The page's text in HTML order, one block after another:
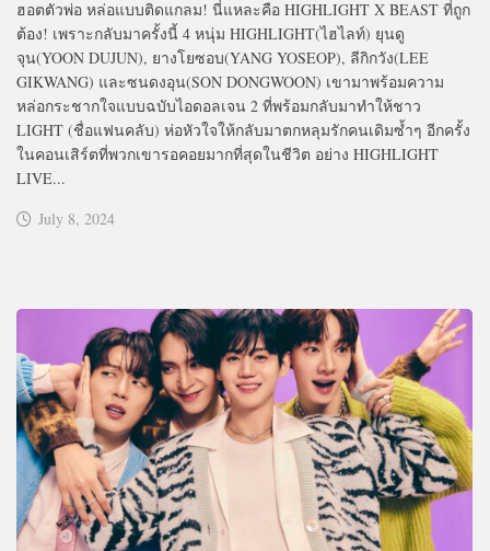
ฮอตตัวพ่อ หล่อแบบติดแกลม! นี่แหละคือ HIGHLIGHT X BEAST ที่ถูก
ต้อง! เพราะกลับมาครั้งนี้ 4 หนุ่ม HIGHLIGHT(ไฮไลท์) ยุนดู
จุน(YOON DUJUN), ยางโยซอบ(YANG YOSEOP), ลีกิกวัง(LEE
GIKWANG) และซนดงอุน(SON DONGWOON) เขามาพร้อมความ
หล่อกระชากใจแบบฉบับไอดอลเจน 2 ที่พร้อมกลับมาทำให้ชาว
LIGHT (ชื่อแฟนคลับ) ห่อหัวใจให้กลับมาตกหลุมรักคนเดิมซ้ำๆ อีกครั้ง
ในคอนเสิร์ตที่พวกเขารอคอยมากที่สุดในชีวิต อย่าง HIGHLIGHT
LIVE...
July 8, 2024